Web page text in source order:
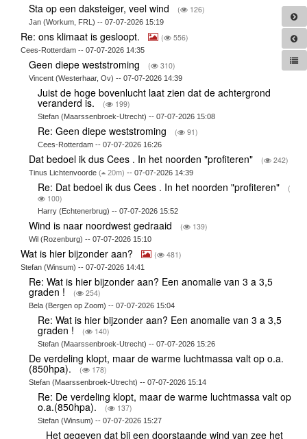
Sta op een daksteiger, veel wind ( 126)
Jan (Workum, FRL) -- 07-07-2026 15:19
Re: ons klimaat is gesloopt. ( 556)
Cees-Rotterdam -- 07-07-2026 14:35
Geen diepe weststroming ( 310)
Vincent (Westerhaar, Ov) -- 07-07-2026 14:39
Juist de hoge bovenlucht laat zien dat de achtergrond
veranderd is. ( 199)
Stefan (Maarssenbroek-Utrecht) -- 07-07-2026 15:08
Re: Geen diepe weststroming ( 91)
Cees-Rotterdam -- 07-07-2026 16:26
Dat bedoel ik dus Cees . In het noorden "profiteren" ( 242)
Tinus Lichtenvoorde( 20m) -- 07-07-2026 14:39
Re: Dat bedoel ik dus Cees . In het noorden "profiteren"
(
100)
Harry (Echtenerbrug) -- 07-07-2026 15:52
Wind is naar noordwest gedraaid ( 139)
Wil (Rozenburg) -- 07-07-2026 15:10
Wat is hier bijzonder aan? ( 481)
Stefan (Winsum) -- 07-07-2026 14:41
Re: Wat is hier bijzonder aan? Een anomalie van 3 a 3,5
graden ! ( 254)
Bela (Bergen op Zoom) -- 07-07-2026 15:04
Re: Wat is hier bijzonder aan? Een anomalie van 3 a 3,5
graden ! ( 140)
Stefan (Maarssenbroek-Utrecht) -- 07-07-2026 15:26
De verdeling klopt, maar de warme luchtmassa valt op o.a.
(850hpa). ( 178)
Stefan (Maarssenbroek-Utrecht) -- 07-07-2026 15:14
Re: De verdeling klopt, maar de warme luchtmassa valt op
o.a.(850hpa). ( 137)
Stefan (Winsum) -- 07-07-2026 15:27
Het gegeven dat bij een doorstaande wind van zee het